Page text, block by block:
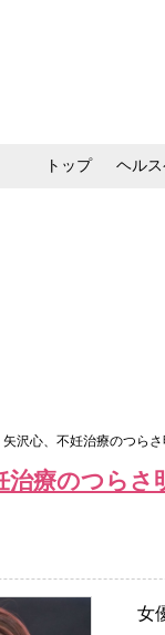
トップ ヘル
矢沢心、不妊治療のつら
治療のつら
女